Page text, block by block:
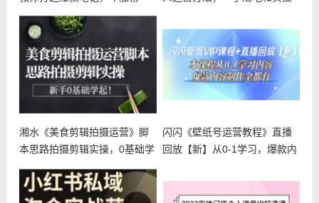
20w+月
湘水《美食剪辑拍摄运营》脚
本思路拍摄剪辑实操，0基础学
闪闪《壁纸号运营教程》直播
回放【新】从0-1学习，爆款内